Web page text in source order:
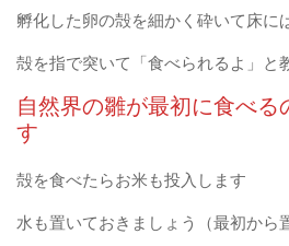
孵化した卵の殻を細かく砕いて床に
殻を指で突いて「食べられるよ」と
自然界の雛が最初に食べる
す
殻を食べたらお米も投入します
水も置いておきましょう（最初から